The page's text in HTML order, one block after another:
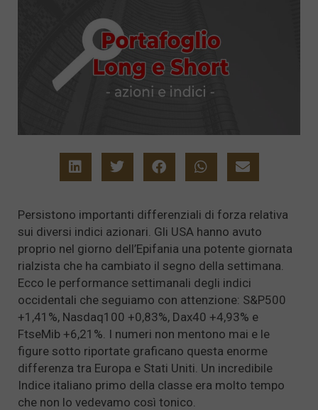
Persistono importanti differenziali di forza relativa
sui diversi indici azionari. Gli USA hanno avuto
proprio nel giorno dell’Epifania una potente giornata
rialzista che ha cambiato il segno della settimana.
Ecco le performance settimanali degli indici
occidentali che seguiamo con attenzione: S&P500
+1,41%, Nasdaq100 +0,83%, Dax40 +4,93% e
FtseMib +6,21%. I numeri non mentono mai e le
figure sotto riportate graficano questa enorme
differenza tra Europa e Stati Uniti. Un incredibile
Indice italiano primo della classe era molto tempo
che non lo vedevamo così tonico.